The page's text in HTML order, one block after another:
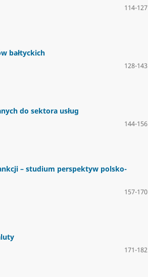
114-127
bałtyckich
128-143
do sektora usług
144-156
– studium perspektyw polsko-
157-170
171-182